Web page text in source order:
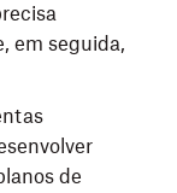
em seguida,
de